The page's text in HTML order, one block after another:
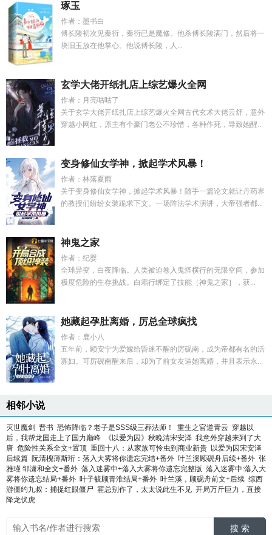
琢玉
作者：墨书白
傅长陵初次见秦衍，秦衍已是魔修。他杀傅长陵满门，然后将一
块旧玉放在他掌心。他说傅长陵，人...
玄学大佬开纸扎店上综艺爆火全网
作者：月亮咕咕了
关于玄学大佬开纸扎店上综艺爆火全网古代玄术大佬云舒，意外
穿越小网红，原主有个豪门老公不珍惜，各种作死，导致她醒...
变身修仙女学神，掀起学术风暴！
作者：林落夏雨
关于变身修仙女学神，掀起学术风暴！随手一篇论文就让丹药界
的教授们纷纷女装跪求下文。一场阵法学术演讲，大帝强者都...
神鬼之家
作者：纪婴
全球异变，白夜降临。人类被迫卷入鬼怪横行的无限空间，参加
极度危险的生存挑战。白霜行绑定了技能［神鬼之家］，获...
她藏起孕肚离婚，厉总全球疯找
作者：鹿小八
五年前，顾安宁为爱嫁给昏迷不醒的厉砚南，成为帝都有名的活
寡妇。可厉砚南醒来后，却为了前女友逼她离婚，并且表示永...
相邻小说
灭世魔剑 晋书 恐怖降临？老子是SSS级三葬法师！ 重生之官道青云 穿越以
后，我帮龙国走上了国力巅峰
《以爱为囚》秋晚清宋安泽 我意外穿越来到了大
唐 危险性关系全文+置顶 重回十八：从家族可怜虫到商业新贵 以爱为囚宋安泽
后续篇 阮清槐薄斯珩：落入大雾将你遗忘完结+番外 叶兰溪顾砚舟后续+番外 张
雅瑾 邹潇和全文+番外 落入迷雾中+落入大雾将你遗忘完整版 落入迷雾中:落入大
雾将你遗忘结局+番外 叶子毓顾青淮结局+番外 叶兰溪，顾砚舟前文+后续 综西
游僵约九叔：捕捉红眼僵尸 霍总别作了，太太说此生不见 开局万斤巨力，直接
降龙伏虎
搜 索